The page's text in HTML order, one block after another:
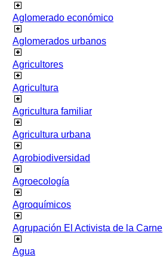
Aglomerado económico
Aglomerados urbanos
Agricultores
Agricultura
Agricultura familiar
Agricultura urbana
Agrobiodiversidad
Agroecología
Agroquímicos
Agrupación El Activista de la Carne
Agua